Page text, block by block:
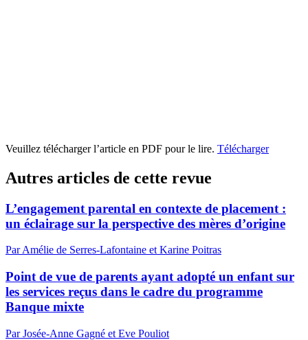
Veuillez télécharger l’article en PDF pour le lire. Télécharger
Autres articles de cette revue
L’engagement parental en contexte de placement :
un éclairage sur la perspective des mères d’origine
Par Amélie de Serres-Lafontaine et Karine Poitras
Point de vue de parents ayant adopté un enfant sur
les services reçus dans le cadre du programme
Banque mixte
Par Josée-Anne Gagné et Eve Pouliot